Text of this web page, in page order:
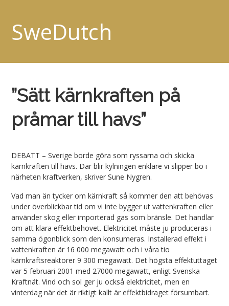
SweDutch
”Sätt kärnkraften på
pråmar till havs”
DEBATT – Sverige borde göra som ryssarna och skicka
kärnkraften till havs. Där blir kylningen enklare vi slipper bo i
närheten kraftverken, skriver Sune Nygren.
Vad man än tycker om kärnkraft så kommer den att behövas
under överblickbar tid om vi inte bygger ut vattenkraften eller
använder skog eller importerad gas som bränsle. Det handlar
om att klara effektbehovet. Elektricitet måste ju produceras i
samma ögonblick som den konsumeras. Installerad effekt i
vattenkraften är 16 000 megawatt och i våra tio
kärnkraftsreaktorer 9 300 megawatt. Det högsta effektuttaget
var 5 februari 2001 med 27000 megawatt, enligt Svenska
Kraftnät. Vind och sol ger ju också elektricitet, men en
vinterdag när det är riktigt kallt är effektbidraget försumbart.